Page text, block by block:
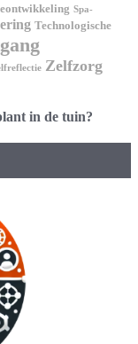
Spa-
Technologische
Zelfzorg
in de tuin?